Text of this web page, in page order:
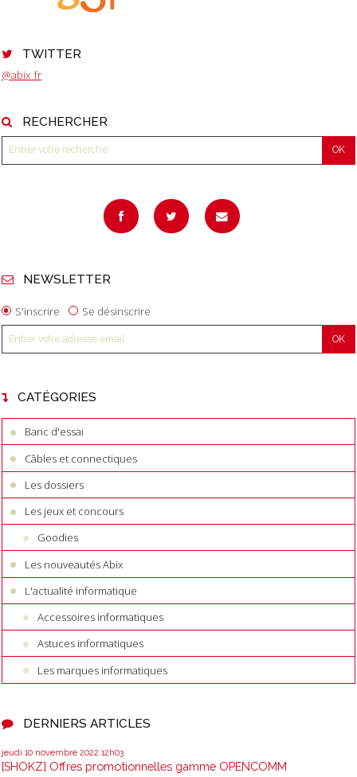
TWITTER
@abix_fr
RECHERCHER
NEWSLETTER
S'inscrire Se désinscrire
CATÉGORIES
Banc d'essai
Câbles et connectiques
Les dossiers
Les jeux et concours
Goodies
Les nouveautés Abix
L'actualité informatique
Accessoires informatiques
Astuces informatiques
Les marques informatiques
DERNIERS ARTICLES
jeudi 10 novembre 2022 12h03
[SHOKZ] Offres promotionnelles gamme OPENCOMM